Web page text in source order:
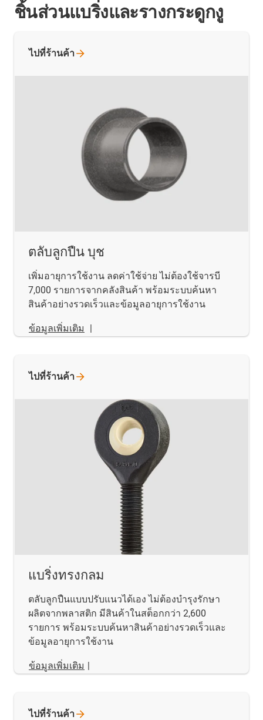
ชิ้นส่วนแบริ่งและรางกระดูกงู
ตลับลูกปืน บุช
เพิ่มอายุการใช้งาน ลดค่าใช้จ่าย ไม่ต้องใช้จารบี
7,000 รายการจากคลังสินค้า พร้อมระบบค้นหา
สินค้าอย่างรวดเร็วและข้อมูลอายุการใช้งาน
ข้อมูลเพิ่มเติม |
ไปที่ร้านค้า
แบริ่งทรงกลม
ตลับลูกปืนแบบปรับแนวได้เอง ไม่ต้องบำรุงรักษา
ผลิตจากพลาสติก มีสินค้าในสต็อกกว่า 2,600
รายการ พร้อมระบบค้นหาสินค้าอย่างรวดเร็วและ
ข้อมูลอายุการใช้งาน
ข้อมูลเพิ่มเติม |
ไปที่ร้านค้า
ไปที่ร้านค้า